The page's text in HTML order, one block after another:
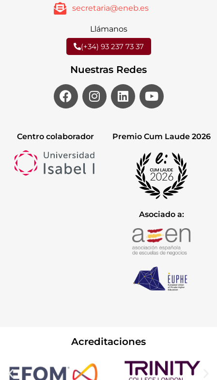
secretaria@eneb.es
Llámanos
(+34) 93 237 73 37
Nuestras Redes
Centro colaborador Premio Cum Laude 2026
Asociado a:
Acreditaciones